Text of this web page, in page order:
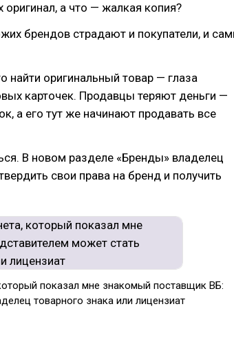
а что — жалкая копия?
брендов страдают и покупатели, и
найти оригинальный товар — глаза
карточек. Продавцы теряют деньги —
а его тут же начинают продавать все
В новом разделе «Бренды» владелец
свои права на бренд и получить
показал мне знакомый поставщик ВБ:
товарного знака или лицензиат